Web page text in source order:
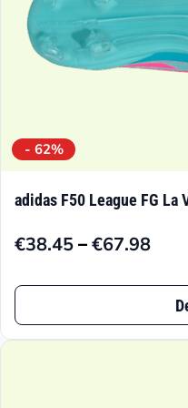
gewählt
werden
- 62%
adidas F50 League FG
€38.45–€67.98
Preisspanne:
€38.45
€67.98
Dieses
Produkt